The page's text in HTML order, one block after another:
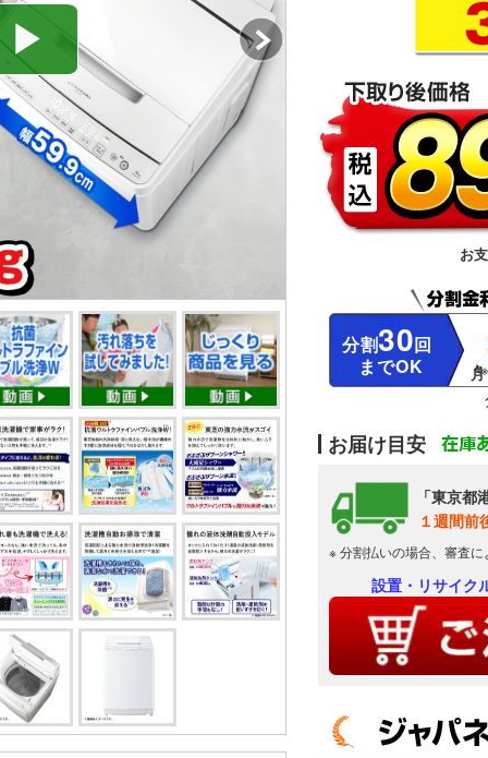
お
分割30回
までOK
お届け目安
「東京都
１週間前
※ 分割払いの場合、審査に
設置・リサイク